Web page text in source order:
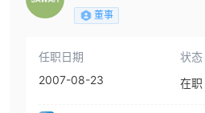
董事
任职日期
2007-08-23
状态
在职